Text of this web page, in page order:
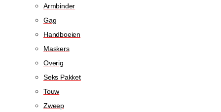
Armbinder
Gag
Handboeien
Maskers
Overig
Seks Pakket
Touw
Zweep